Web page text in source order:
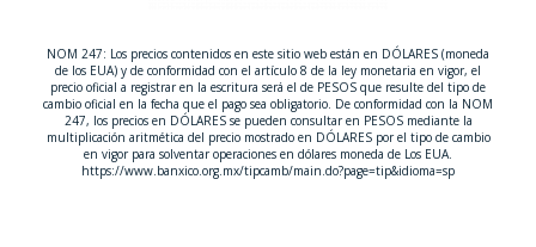
Roble Claro Natural: Un color claro y fresco
que agrega una sensación de amplitud y se ve
espectacular en cocinas y suelos.
Cedro Rojizo: Ideal para detalles de vigas
expuestas o muebles de gran tamaño, este tono
rojizo aporta un aire clásico y cálido.
NOM 247: Los precios contenidos en este sitio web están en DÓLARES (moneda
de los EUA) y de conformidad con el artículo 8 de la ley monetaria en vigor, el
precio oficial a registrar en la escritura será el de PESOS que resulte del tipo de
cambio oficial en la fecha que el pago sea obligatorio. De conformidad con la NOM
247, los precios en DÓLARES se pueden consultar en PESOS mediante la
multiplicación aritmética del precio mostrado en DÓLARES por el tipo de cambio
en vigor para solventar operaciones en dólares moneda de Los EUA.
https://www.banxico.org.mx/tipcamb/main.do?page=tip&idioma=sp